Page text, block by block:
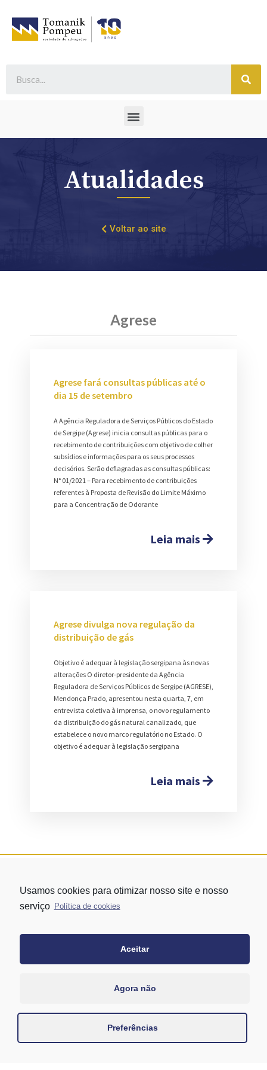
Atualidades
Voltar ao site
Agrese
Agrese fará consultas públicas até o
dia 15 de setembro
A Agência Reguladora de Serviços Públicos do Estado
de Sergipe (Agrese) inicia consultas públicas para o
recebimento de contribuições com objetivo de colher
subsídios e informações para os seus processos
decisórios. Serão deflagradas as consultas públicas:
N° 01/2021 – Para recebimento de contribuições
referentes à Proposta de Revisão do Limite Máximo
para a Concentração de Odorante
Leia mais
Agrese divulga nova regulação da
distribuição de gás
Objetivo é adequar à legislação sergipana às novas
alterações O diretor-presidente da Agência
Reguladora de Serviços Públicos de Sergipe (AGRESE),
Mendonça Prado, apresentou nesta quarta, 7, em
entrevista coletiva à imprensa, o novo regulamento
da distribuição do gás natural canalizado, que
estabelece o novo marco regulatório no Estado. O
objetivo é adequar à legislação sergipana
Leia mais
andar – conj. 1305 – Vila Mariana - São Paulo/SP
Usamos cookies para otimizar nosso site e nosso
serviço Política de cookies
Aceitar
Agora não
Preferências